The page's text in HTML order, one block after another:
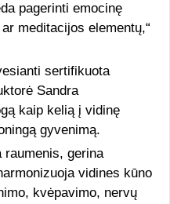
pagerinti emocinę
meditacijos elementų,“
sertifikuota
Sandra
kaip kelią į vidinę
gyvenimą.
raumenis, gerina
vidines kūno
kvėpavimo, nervų